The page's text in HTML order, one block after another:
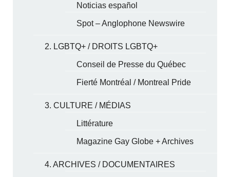
Noticias español
Spot – Anglophone Newswire
2. LGBTQ+ / DROITS LGBTQ+
Conseil de Presse du Québec
Fierté Montréal / Montreal Pride
3. CULTURE / MÉDIAS
Littérature
Magazine Gay Globe + Archives
4. ARCHIVES / DOCUMENTAIRES